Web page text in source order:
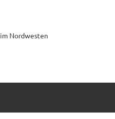
Nordwesten